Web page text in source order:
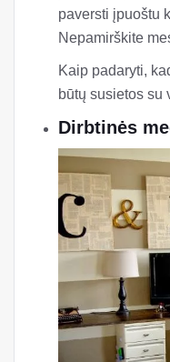
paversti įpuoštu
Nepamirškite
Kaip padaryti,
būtų susietos su
Dirbtinės